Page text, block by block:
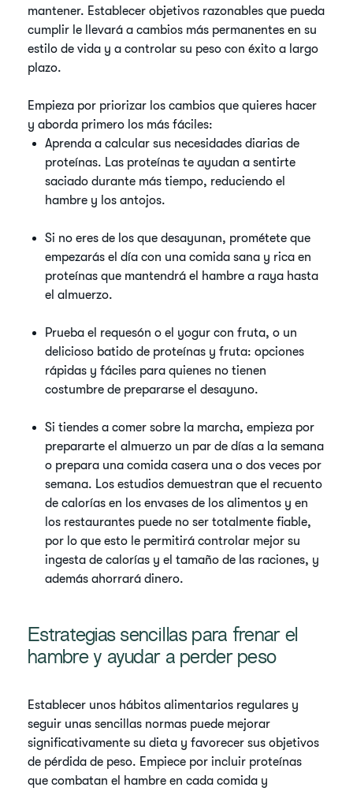
mantener. Establecer objetivos razonables que pueda
cumplir le llevará a cambios más permanentes en su
estilo de vida y a controlar su peso con éxito a largo
plazo.
Empieza por priorizar los cambios que quieres hacer
y aborda primero los más fáciles:
Aprenda a calcular sus necesidades diarias de
proteínas. Las proteínas te ayudan a sentirte
saciado durante más tiempo, reduciendo el
hambre y los antojos.
Si no eres de los que desayunan, prométete que
empezarás el día con una comida sana y rica en
proteínas que mantendrá el hambre a raya hasta
el almuerzo.
Prueba el requesón o el yogur con fruta, o un
delicioso batido de proteínas y fruta: opciones
rápidas y fáciles para quienes no tienen
costumbre de prepararse el desayuno.
Si tiendes a comer sobre la marcha, empieza por
prepararte el almuerzo un par de días a la semana
o prepara una comida casera una o dos veces por
semana. Los estudios demuestran que el recuento
de calorías en los envases de los alimentos y en
los restaurantes puede no ser totalmente fiable,
por lo que esto le permitirá controlar mejor su
ingesta de calorías y el tamaño de las raciones, y
además ahorrará dinero.
Estrategias sencillas para frenar el
hambre y ayudar a perder peso
Establecer unos hábitos alimentarios regulares y
seguir unas sencillas normas puede mejorar
significativamente su dieta y favorecer sus objetivos
de pérdida de peso. Empiece por incluir proteínas
que combatan el hambre en cada comida y